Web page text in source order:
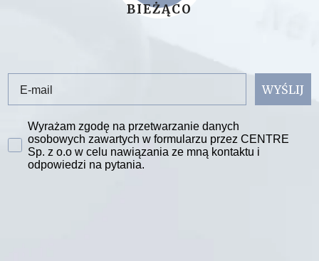
BIEŻĄCO
WYŚLIJ
Zgoda na przetwarzanie danych
Wyrażam zgodę na przetwarzanie danych
osobowych zawartych w formularzu przez CENTRE
Sp. z o.o w celu nawiązania ze mną kontaktu i
odpowiedzi na pytania.